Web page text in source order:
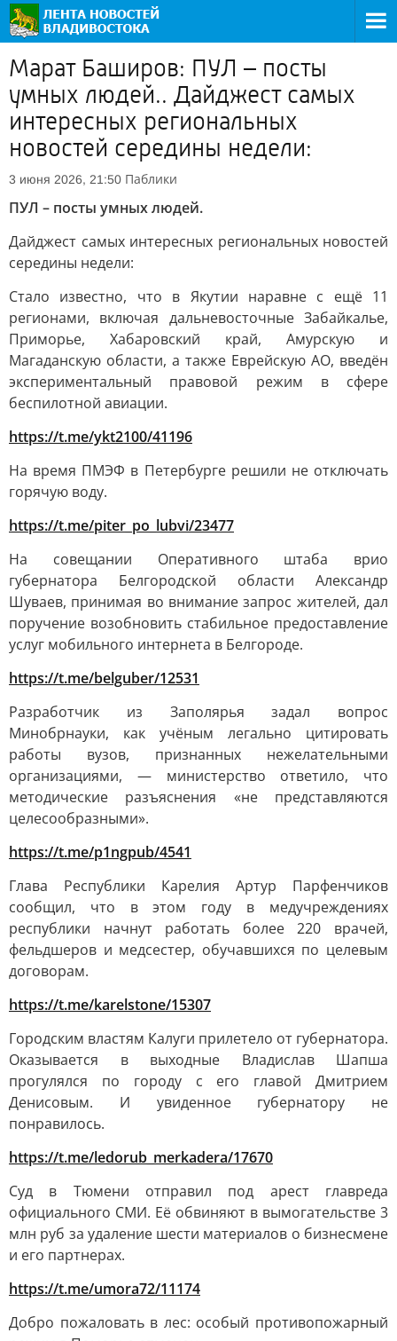
Марат Баширов: ПУЛ – посты
умных людей.. Дайджест самых
интересных региональных
новостей середины недели:
3 июня 2026, 21:50 Паблики
ПУЛ – посты умных людей.
Дайджест самых интересных региональных новостей
середины недели:
Стало известно, что в Якутии наравне с ещё 11
регионами, включая дальневосточные Забайкалье,
Приморье, Хабаровский край, Амурскую и
Магаданскую области, а также Еврейскую АО, введён
экспериментальный правовой режим в сфере
беспилотной авиации.
https://t.me/ykt2100/41196
На время ПМЭФ в Петербурге решили не отключать
горячую воду.
https://t.me/piter_po_lubvi/23477
На совещании Оперативного штаба врио
губернатора Белгородской области Александр
Шуваев, принимая во внимание запрос жителей, дал
поручение возобновить стабильное предоставление
услуг мобильного интернета в Белгороде.
https://t.me/belguber/12531
Разработчик из Заполярья задал вопрос
Минобрнауки, как учёным легально цитировать
работы вузов, признанных нежелательными
организациями, — министерство ответило, что
методические разъяснения «не представляются
целесообразными».
https://t.me/p1ngpub/4541
Глава Республики Карелия Артур Парфенчиков
сообщил, что в этом году в медучреждениях
республики начнут работать более 220 врачей,
фельдшеров и медсестер, обучавшихся по целевым
договорам.
https://t.me/karelstone/15307
Городским властям Калуги прилетело от губернатора.
Оказывается в выходные Владислав Шапша
прогулялся по городу с его главой Дмитрием
Денисовым. И увиденное губернатору не
понравилось.
https://t.me/ledorub_merkadera/17670
Суд в Тюмени отправил под арест главреда
официального СМИ. Её обвиняют в вымогательстве 3
млн руб за удаление шести материалов о бизнесмене
и его партнерах.
https://t.me/umora72/11174
Добро пожаловать в лес: особый противопожарный